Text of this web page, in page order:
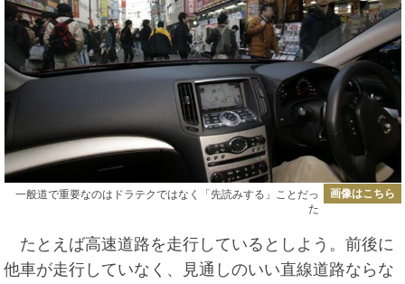
一般道で重要なのはドラテクではなく「先読みする」ことだっ
た
画像はこちら
たとえば高速道路を走行しているとしよう。前後に
他車が走行していなく、見通しのいい直線道路ならな